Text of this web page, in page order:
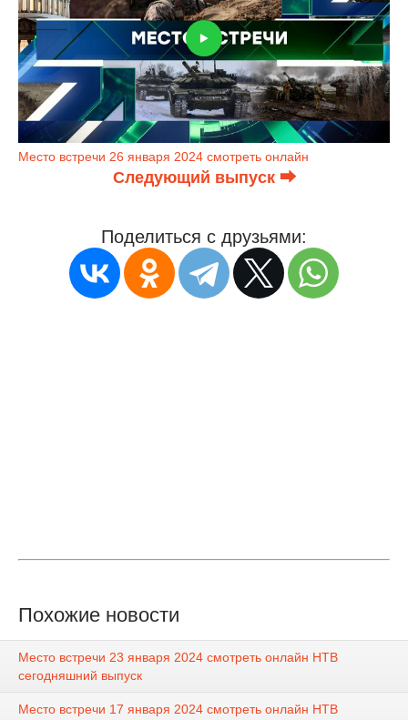
Место встречи 26 января 2024 смотреть онлайн
Следующий выпуск ⮕
Поделиться с друзьями:
Похожие новости
Место встречи 23 января 2024 смотреть онлайн НТВ
сегодняшний выпуск
Место встречи 17 января 2024 смотреть онлайн НТВ